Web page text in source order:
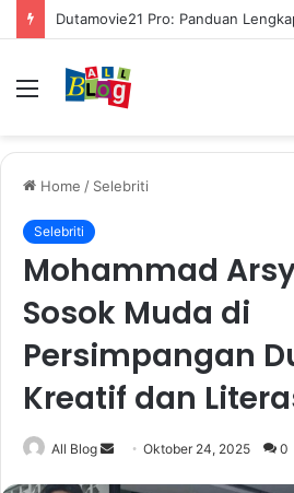
Menu
Home / Selebriti
Selebriti
Mohammad
Sosok Muda di
Persimpangan
Kreatif dan
All Blog
SendOktober 24, 2025 0